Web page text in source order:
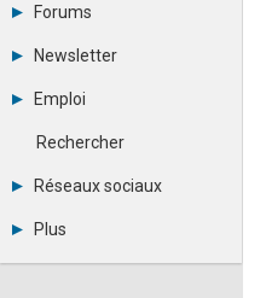
Forums
Tous les forums
Se connecter
Messages privés
Contacter un modérateur
Newsletter
Archives
Abonnement
Emploi
Consulter les annonces
Observatoire de l'emploi
Rechercher
Réseaux sociaux
LinkedIn
Plus
Annonceurs